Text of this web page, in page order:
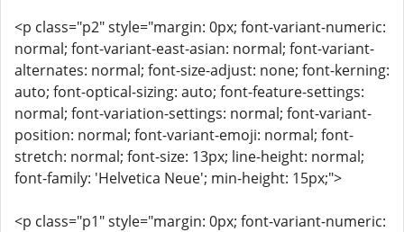
<p class="p2" style="margin: 0px; font-variant-numeric:
normal; font-variant-east-asian: normal; font-variant-
alternates: normal; font-size-adjust: none; font-kerning:
auto; font-optical-sizing: auto; font-feature-settings:
normal; font-variation-settings: normal; font-variant-
position: normal; font-variant-emoji: normal; font-
stretch: normal; font-size: 13px; line-height: normal;
font-family: 'Helvetica Neue'; min-height: 15px;">
<p class="p1" style="margin: 0px; font-variant-numeric: